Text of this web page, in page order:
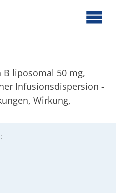
liposomal 50 mg,
Infusionsdispersion -
Wirkung,